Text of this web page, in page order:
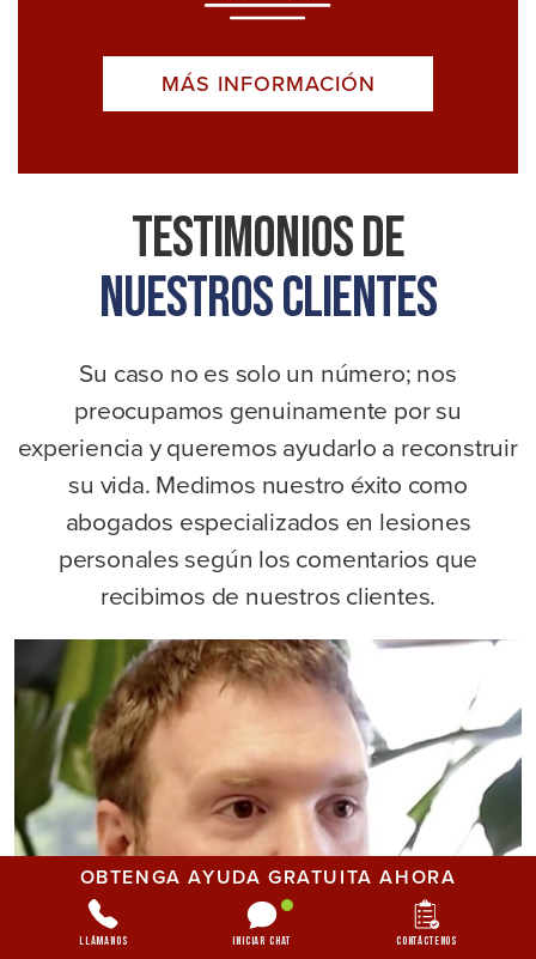
MÁS INFORMACIÓN
Testimonios De
Nuestros Clientes
Su caso no es solo un número; nos
preocupamos genuinamente por su
experiencia y queremos ayudarlo a reconstruir
su vida. Medimos nuestro éxito como
abogados especializados en lesiones
personales según los comentarios que
recibimos de nuestros clientes.
OBTENGA AYUDA GRATUITA AHORA
Llámanos Iniciar chat Contáctenos